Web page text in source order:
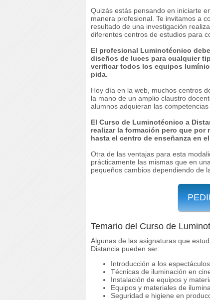
Quizás estás pensando en iniciarte
manera profesional. Te invitamos a
resultado de una investigación
diferentes centros de estudios para
El profesional Luminotécnico
diseños de luces para cualquier
verificar todos los equipos
pida.
Hoy día en la web, muchos centros
la mano de un amplio claustro
alumnos adquieran las
El Curso de Luminotécnico a
realizar la formación pero que
hasta el centro de enseñanza en
Otra de las ventajas para esta
prácticamente las mismas que en
pequeños cambios dependiendo de
Temario del Curso de
Algunas de las asignaturas que
Distancia pueden ser:
Introducción a los espectáculos.
Técnicas de iluminación en
Instalación de equipos y
Equipos y materiales de
Seguridad e higiene en